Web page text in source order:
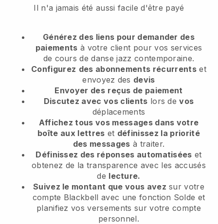
Il n'a jamais été aussi facile d'être payé
Générez des liens pour demander des
paiements à votre client pour vos services
de cours de danse jazz contemporaine.
Configurez des abonnements récurrentset
envoyez des devis
Envoyer des reçus de paiement
Discutez avec vos clients lors devos
déplacements
Affichez tous vos messages dans votre
boîte aux lettres et définissez la priorité
des messages à traiter.
Définissez des réponses automatisées et
obtenez de la transparence avec les accusés
de lecture.
Suivez le montant que vous avez sur votre
compte Blackbell avec une fonction Solde et
planifiez vos versements sur votre compte
personnel.